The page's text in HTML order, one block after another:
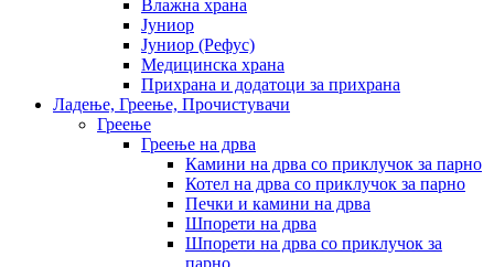
Влажна храна
Јуниор
Јуниор (Рефус)
Медицинска храна
Прихрана и додатоци за прихрана
Ладење, Греење, Прочистувачи
Греење
Греење на дрва
Камини на дрва со приклучок за парно
Котел на дрва со приклучок за парно
Печки и камини на дрва
Шпорети на дрва
Шпорети на дрва со приклучок за
парно